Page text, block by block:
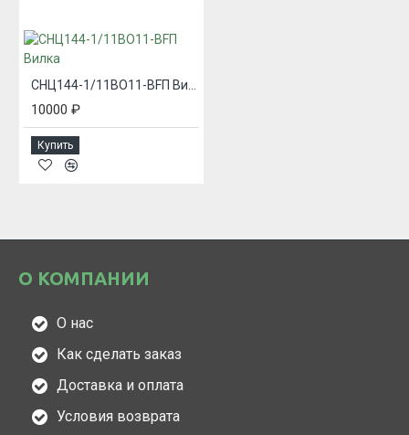
СНЦ144-1/11ВО11-BFП Вилка
10000 ₽
Купить
О КОМПАНИИ
О нас
Как сделать заказ
Доставка и оплата
Условия возврата